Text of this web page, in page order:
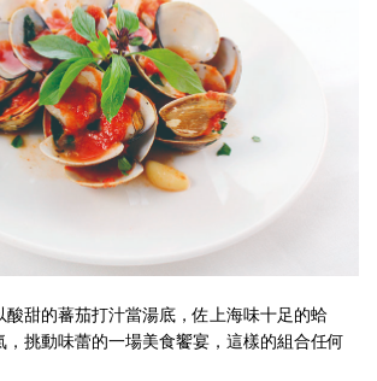
酸甜的蕃茄打汁當湯底，佐上海味十足的蛤
，挑動味蕾的一場美食饗宴，這樣的組合任何